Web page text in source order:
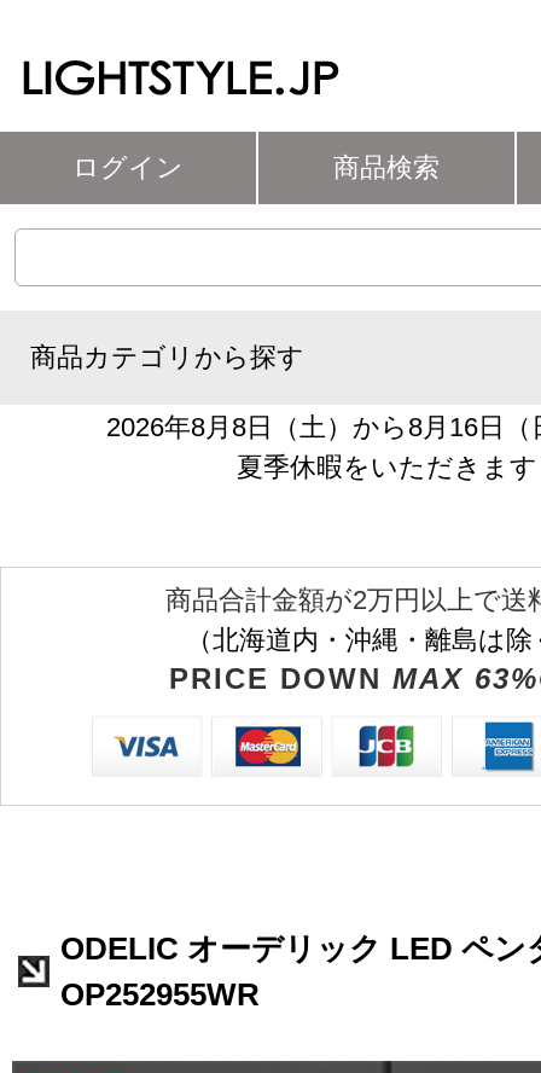
ログイン 商品検索
商品カテゴリから探す
2026年8月8日（土）から8月16日
夏季休暇をいただきます
商品合計金額が2万円以上で送
（北海道内・沖縄・離島は
PRICE DOWN MAX
ODELIC オーデリック LED ペン
OP252955WR